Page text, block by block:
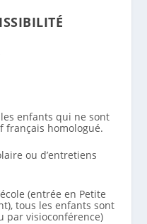
enfants qui ne sont
français homologué.
ou d’entretiens
(entrée en Petite
tous les enfants sont
par visioconférence)